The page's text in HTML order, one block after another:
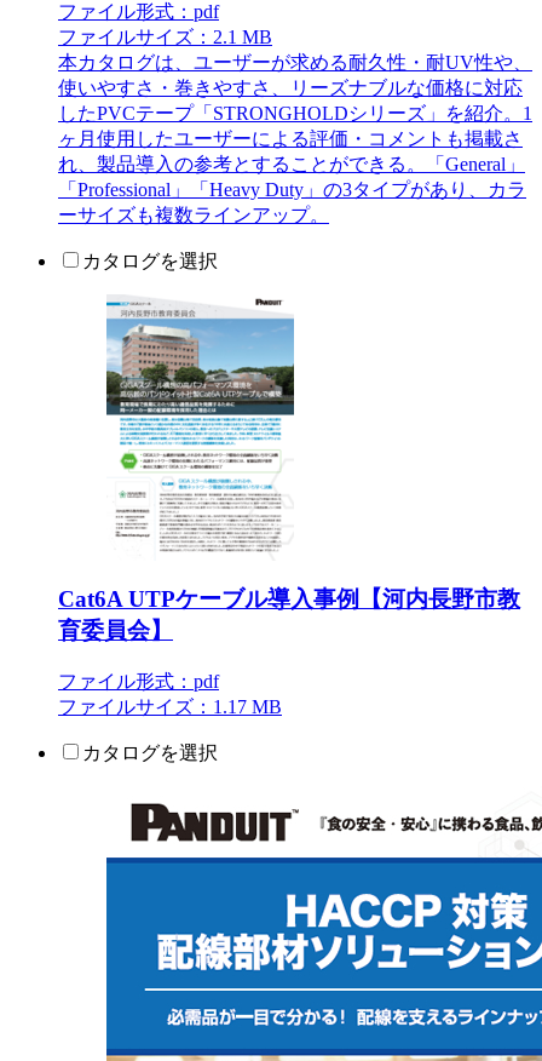
ファイル形式：pdf
ファイルサイズ：2.1 MB
本カタログは、ユーザーが求める耐久性・耐UV性や、
使いやすさ・巻きやすさ、リーズナブルな価格に対応
したPVCテープ「STRONGHOLDシリーズ」を紹介。1
ヶ月使用したユーザーによる評価・コメントも掲載さ
れ、製品導入の参考とすることができる。「General」
「Professional」「Heavy Duty」の3タイプがあり、カラ
ーサイズも複数ラインアップ。
カタログを選択
Cat6A UTPケーブル導入事例【河内長野市教
育委員会】
ファイル形式：pdf
ファイルサイズ：1.17 MB
カタログを選択